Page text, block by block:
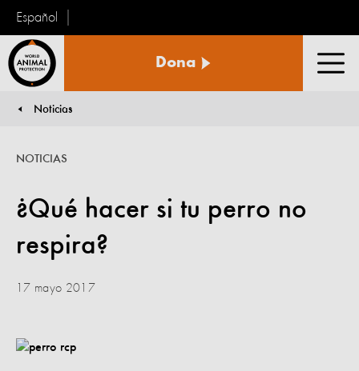
Español
Animal
Dona
Noticias
¿Qué hacer si tu perro no
respira?
NOTICIAS
17 mayo 2017